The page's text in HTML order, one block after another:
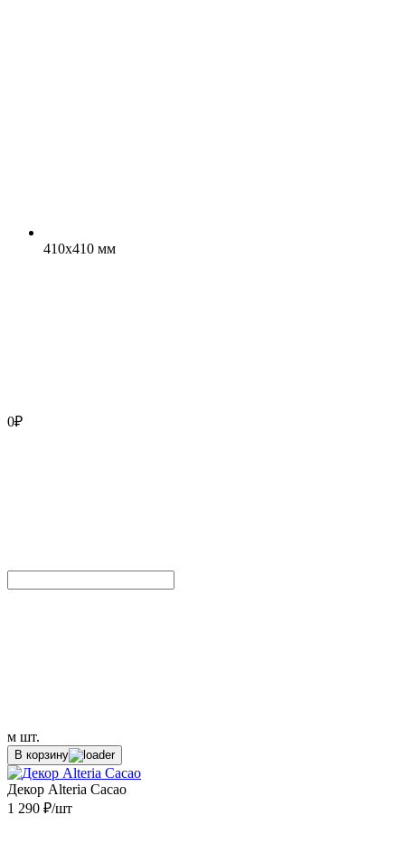
410x410 мм
0₽
м шт.
В корзину
Декор Alteria Cacao
1 290 ₽/шт